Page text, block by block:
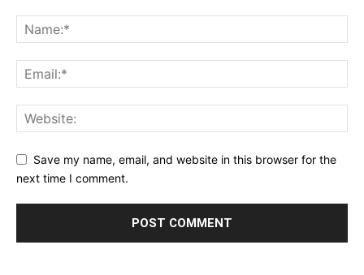
Save my name, email, and website in this browser for the
next time I comment.